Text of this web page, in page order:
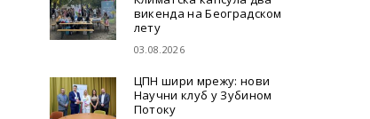
викенда на Београдском
лету
03.08.2026
ЦПН шири мрежу: нови
Научни клуб у Зубином
Потоку